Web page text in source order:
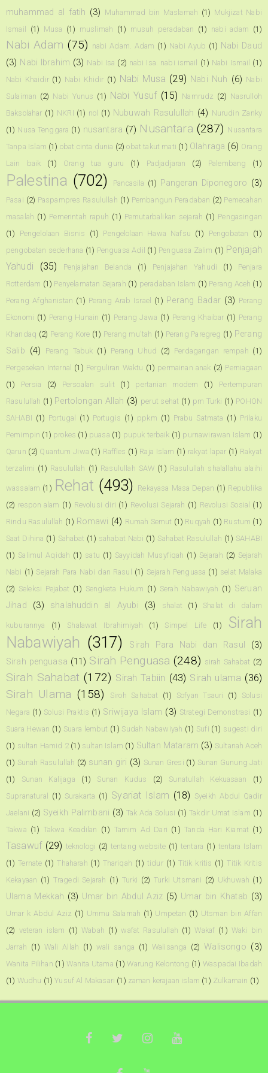
muhammad al fatih (3) Muhammad bin Maslamah (1) Mukjizat Nabi
Ismail
(1) Musa (1) muslimah (1) musuh peradaban (1) nabi adam (1)
Nabi Adam (75) nabi Adam. Adam (1) Nabi Ayub (1) Nabi Daud
(3) Nabi Ibrahim (3) Nabi Isa (2) nabi Isa. nabi ismail (1) Nabi Ismail (1)
Nabi Khaidir (1) Nabi Khidir (1) Nabi Musa (29) Nabi Nuh (6) Nabi
Sulaiman (2) Nabi Yunus (1) Nabi Yusuf (15) Namrudz (2) Nasrulloh
Baksolahar (1) NKRI (1) nol (1) Nubuwah Rasulullah (4) Nurudin Zanky
(1) Nusa Tenggara (1) nusantara (7) Nusantara (287) Nusantara
Tanpa Islam (1) obat cinta dunia (2) obat takut mati (1) Olahraga (6) Orang
Lain baik
(1) Orang tua guru (1) Padjadjaran (2) Palembang (1)
Palestina (702) Pancasila (1) Pangeran Diponegoro (3)
Pasai (2) Paspampres Rasulullah (1) Pembangun Peradaban (2) Pemecahan
masalah (1) Pemerintah rapuh (1) Pemutarbalikan sejarah (1) Pengasingan
(1)
Pengelolaan Bisnis (1) Pengelolaan Hawa Nafsu (1) Pengobatan
(1)
pengobatan sederhana (1) Penguasa Adil (1) Penguasa Zalim (1) Penjajah
Yahudi
(35) Penjajahan Belanda (1) Penjajahan Yahudi (1)
Penjara
Rotterdam (1) Penyelamatan Sejarah (1) peradaban Islam (1) Perang Aceh (1)
Perang Afghanistan (1) Perang Arab Israel (1) Perang Badar (3) Perang
Ekonomi (1) Perang Hunain (1) Perang Jawa (1) Perang Khaibar (1) Perang
Khandaq (2) Perang Kore (1) Perang mu'tah (1) Perang Paregreg (1) Perang
Salib (4) Perang Tabuk (1) Perang Uhud (2) Perdagangan rempah (1)
Pergesekan Internal (1) Perguliran Waktu (1) permainan anak (2) Perniagaan
(1)
Persia (2) Persoalan sulit (1) pertanian modern (1)
Pertempuran
Rasulullah (1) Pertolongan Allah (3) perut sehat (1) pm Turki (1) POHON
SAHABI (1) Portugal (1) Portugis (1) ppkm (1) Prabu Satmata (1) Prilaku
Pemimpin (1) prokes (1) puasa (1) pupuk terbaik (1) purnawirawan Islam (1)
Qarun (2) Quantum Jiwa (1) Raffles (1) Raja Islam (1) rakyat lapar (1) Rakyat
terzalimi (1) Rasulullah (1) Rasulullah SAW (1) Rasulullah shalallahu alaihi
wassalam (1) Rehat (493) Rekayasa Masa Depan (1) Republika
(2) respon alam (1) Revolusi diri (1) Revolusi Sejarah (1) Revolusi Sosial (1)
Rindu Rasulullah (1) Romawi (4) Rumah Semut (1) Ruqyah (1) Rustum (1)
Saat Dihina (1) Sahabat (1) sahabat Nabi (1) Sahabat Rasulullah (1) SAHABI
(1) Salimul Aqidah (1) satu (1) Sayyidah Musyfiqah (1) Sejarah (2) Sejarah
Nabi (1) Sejarah Para Nabi dan Rasul (1) Sejarah Penguasa (1) selat Malaka
(2) Seleksi Pejabat (1) Sengketa Hukum (1) Serah Nabawiyah (1) Seruan
Jihad
(3) shalahuddin al Ayubi (3) shalat (1) Shalat di dalam
kuburannya (1) Shalawat Ibrahimiyah (1) Simpel Life (1)
Sirah
Nabawiyah (317) Sirah Para Nabi dan Rasul
(3)
Sirah penguasa (11) Sirah Penguasa (248) sirah Sahabat (2)
Sirah Sahabat (172) Sirah Tabiin (43) Sirah ulama (36)
Sirah Ulama (158) Siroh Sahabat (1) Sofyan Tsauri (1)
Solusi
Negara (1) Solusi Praktis (1) Sriwijaya Islam (3) Strategi Demonstrasi (1)
Suara Hewan (1) Suara lembut (1) Sudah Nabawiyah (1) Sufi (1) sugesti diri
(1) sultan Hamid 2 (1) sultan Islam (1) Sultan Mataram (3) Sultanah Aceh
(1) Sunah Rasulullah (2) sunan giri (3) Sunan Gresi (1) Sunan Gunung Jati
(1)
Sunan Kalijaga (1) Sunan Kudus (2) Sunatullah Kekuasaan
(1)
Supranatural
(1) Surakarta (1) Syariat Islam (18) Syeikh Abdul Qadir
Jaelani (2) Syeikh Palimbani (3) Tak Ada Solusi (1) Takdir Umat Islam (1)
Takwa (1) Takwa Keadilan (1) Tamim Ad Dari (1) Tanda Hari Kiamat (1)
Tasawuf (29) teknologi (2) tentang website (1) tentara (1) tentara Islam
(1) Ternate (1) Thaharah (1) Thariqah (1) tidur (1) Titik kritis (1) Titik Kritis
Kekayaan (1) Tragedi Sejarah (1) Turki (2) Turki Utsmani (2) Ukhuwah (1)
Ulama Mekkah (3) Umar bin Abdul Aziz (5) Umar bin Khatab (3)
Umar k Abdul Aziz (1) Ummu Salamah (1) Umpetan (1) Utsman bin Affan
(2) veteran islam (1) Wabah (1) wafat Rasulullah (1) Wakaf (1) Waki bin
Jarrah (1) Wali Allah (1) wali sanga (1) Walisanga (2) Walisongo (3)
Wanita Pilihan (1) Wanita Utama (1) Warung Kelontong (1) Waspadai Ibadah
(1) Wudhu (1) Yusuf Al Makasari (1) zaman kerajaan islam (1) Zulkarnain (1)